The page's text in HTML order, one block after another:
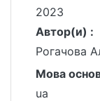
2023
Автор(и) :
Рогачова
Мова
ua